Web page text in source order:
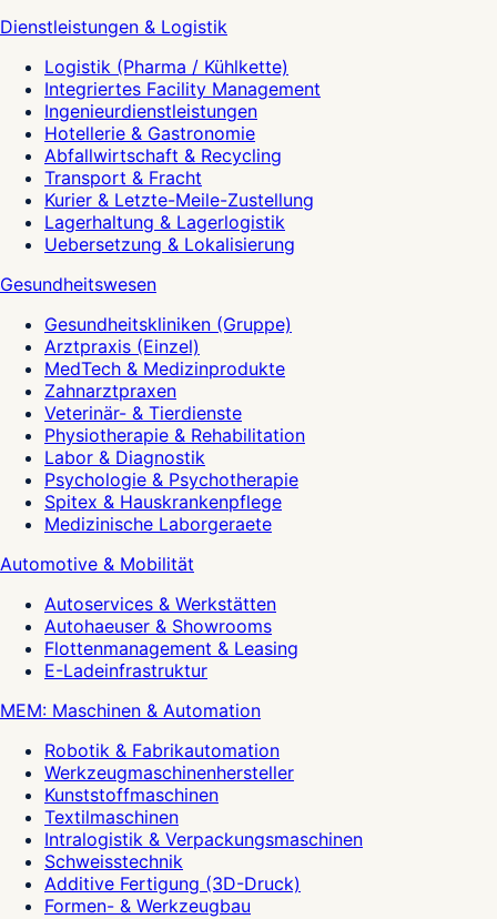
Dienstleistungen & Logistik
Logistik (Pharma / Kühlkette)
Integriertes Facility Management
Ingenieurdienstleistungen
Hotellerie & Gastronomie
Abfallwirtschaft & Recycling
Transport & Fracht
Kurier & Letzte-Meile-Zustellung
Lagerhaltung & Lagerlogistik
Uebersetzung & Lokalisierung
Gesundheitswesen
Gesundheitskliniken (Gruppe)
Arztpraxis (Einzel)
MedTech & Medizinprodukte
Zahnarztpraxen
Veterinär- & Tierdienste
Physiotherapie & Rehabilitation
Labor & Diagnostik
Psychologie & Psychotherapie
Spitex & Hauskrankenpflege
Medizinische Laborgeraete
Automotive & Mobilität
Autoservices & Werkstätten
Autohaeuser & Showrooms
Flottenmanagement & Leasing
E-Ladeinfrastruktur
MEM: Maschinen & Automation
Robotik & Fabrikautomation
Werkzeugmaschinenhersteller
Kunststoffmaschinen
Textilmaschinen
Intralogistik & Verpackungsmaschinen
Schweisstechnik
Additive Fertigung (3D-Druck)
Formen- & Werkzeugbau